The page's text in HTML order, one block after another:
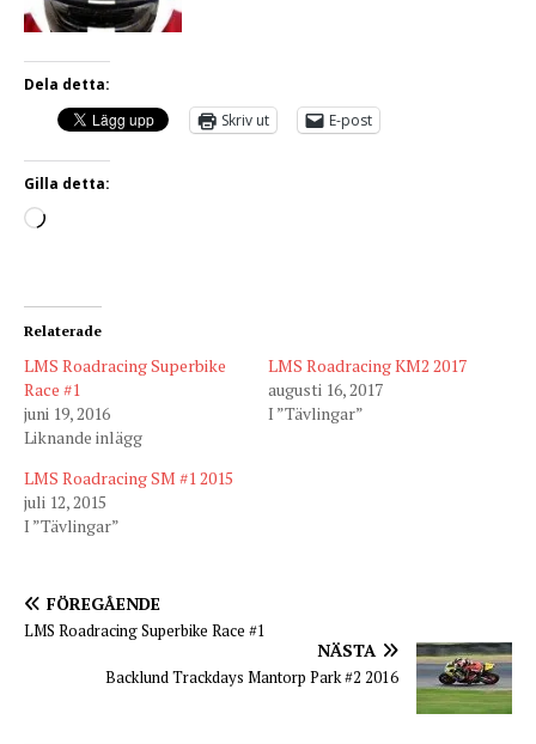
Dela detta:
Skriv ut
E-post
Gilla detta:
Relaterade
LMS Roadracing Superbike
Race #1
juni 19, 2016
Liknande inlägg
LMS Roadracing KM2 2017
augusti 16, 2017
I ”Tävlingar”
LMS Roadracing SM #1 2015
juli 12, 2015
I ”Tävlingar”
FÖREGÅENDE
LMS Roadracing Superbike Race #1
NÄSTA
Backlund Trackdays Mantorp Park #2 2016